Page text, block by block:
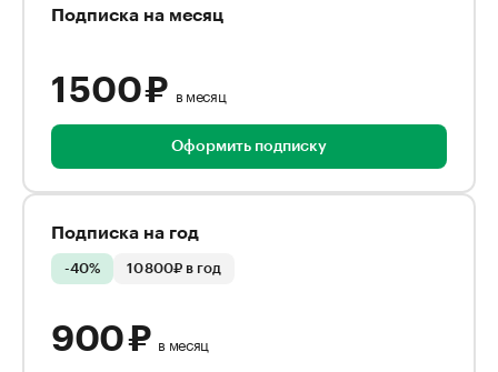
Подписка на месяц
1 500 ₽ в месяц
Оформить подписку
Подписка на год
-40% 10 800₽ в год
900 ₽ в месяц